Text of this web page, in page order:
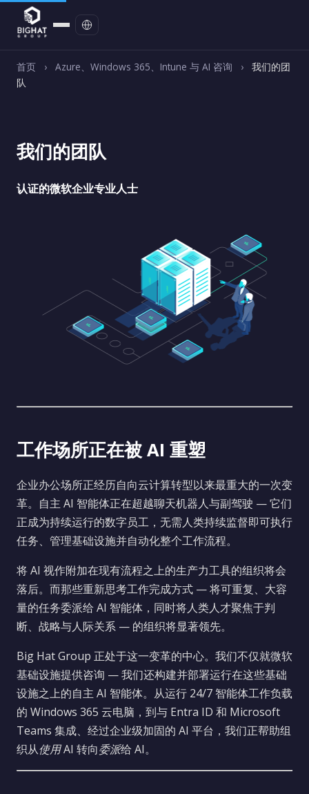
首页 › Azure、Windows 365、Intune 与 AI 咨询 ›
我们的团
队
我们的团队
认证的微软企业专业人士
工作场所正在被 AI 重塑
企业办公场所正经历自向云计算转型以来最重大的一次变
革。自主 AI 智能体正在超越聊天机器人与副驾驶 — 它们
正成为持续运行的数字员工，无需人类持续监督即可执行
任务、管理基础设施并自动化整个工作流程。
将 AI 视作附加在现有流程之上的生产力工具的组织将会
落后。而那些重新思考工作完成方式 — 将可重复、大容
量的任务委派给 AI 智能体，同时将人类人才聚焦于判
断、战略与人际关系 — 的组织将显著领先。
Big Hat Group 正处于这一变革的中心。我们不仅就微软
基础设施提供咨询 — 我们还构建并部署运行在这些基础
设施之上的自主 AI 智能体。从运行 24/7 智能体工作负载
的 Windows 365 云电脑，到与 Entra ID 和 Microsoft
Teams 集成、经过企业级加固的 AI 平台，我们正帮助组
织从使用AI 转向委派给 AI。